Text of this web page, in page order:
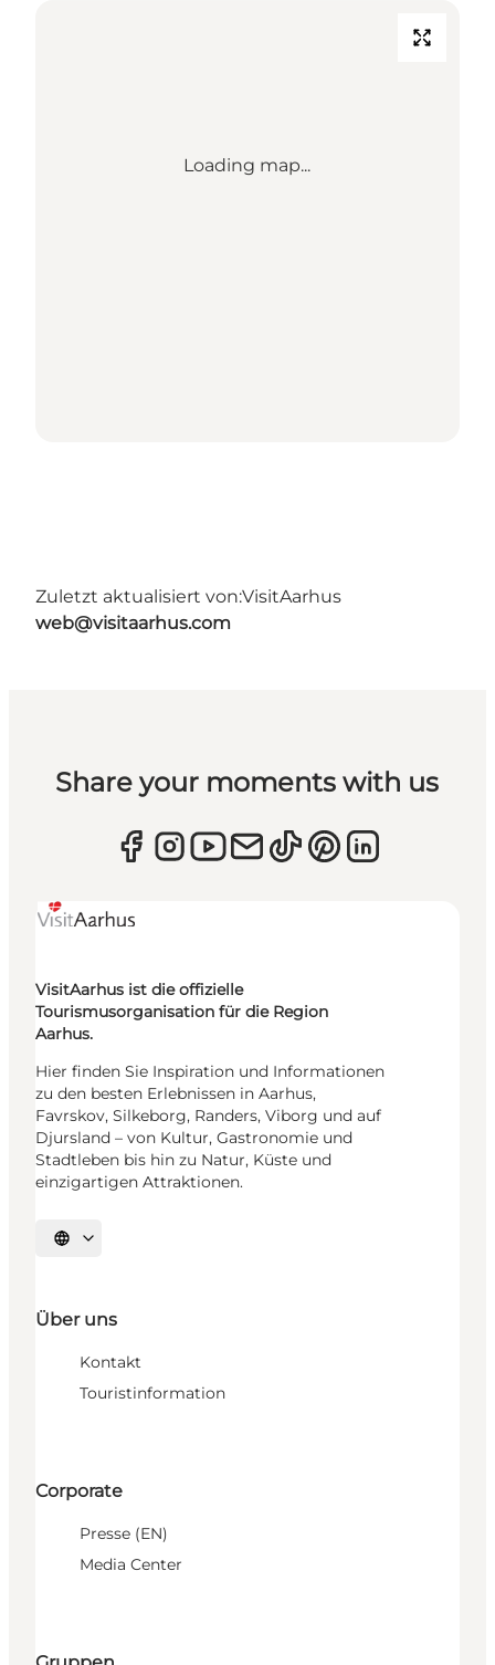
Loading map...
Zuletzt aktualisiert von:VisitAarhus
web@visitaarhus.com
Share your moments with us
VisitAarhus ist die offizielle
Tourismusorganisation für die Region
Aarhus.
Hier finden Sie Inspiration und Informationen
zu den besten Erlebnissen in Aarhus,
Favrskov, Silkeborg, Randers, Viborg und auf
Djursland – von Kultur, Gastronomie und
Stadtleben bis hin zu Natur, Küste und
einzigartigen Attraktionen.
Sprache auswählen
Über uns
Kontakt
Touristinformation
Corporate
Presse (EN)
Media Center